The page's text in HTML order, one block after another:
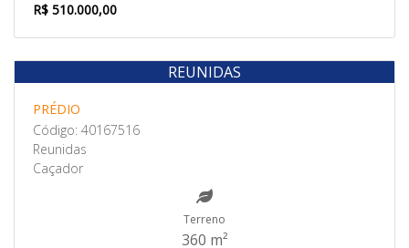
R$ 510.000,00
Venda
REUNIDAS
PRÉDIO
Código: 40167516
Reunidas
Caçador
Terreno
360 m²